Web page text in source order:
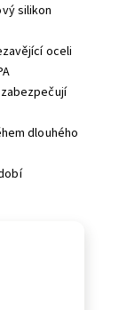
silikon
oceli
dlouhého